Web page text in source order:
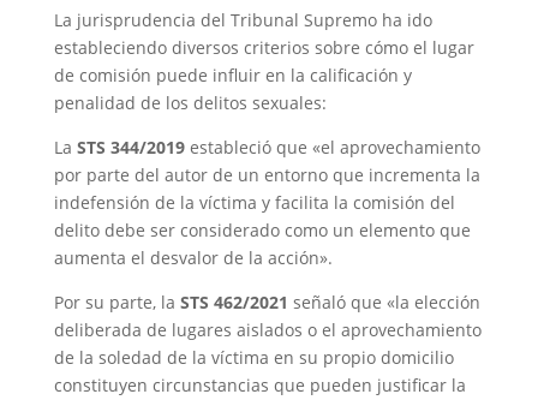
La jurisprudencia del Tribunal Supremo ha ido
estableciendo diversos criterios sobre cómo el lugar
de comisión puede influir en la calificación y
penalidad de los delitos sexuales:
La STS 344/2019estableció que «el aprovechamiento
por parte del autor de un entorno que incrementa la
indefensión de la víctima y facilita la comisión del
delito debe ser considerado como un elemento que
aumenta el desvalor de la acción».
Por su parte, la STS 462/2021 señaló que «la elección
deliberada de lugares aislados o el aprovechamiento
de la soledad de la víctima en su propio domicilio
constituyen circunstancias que pueden justificar la